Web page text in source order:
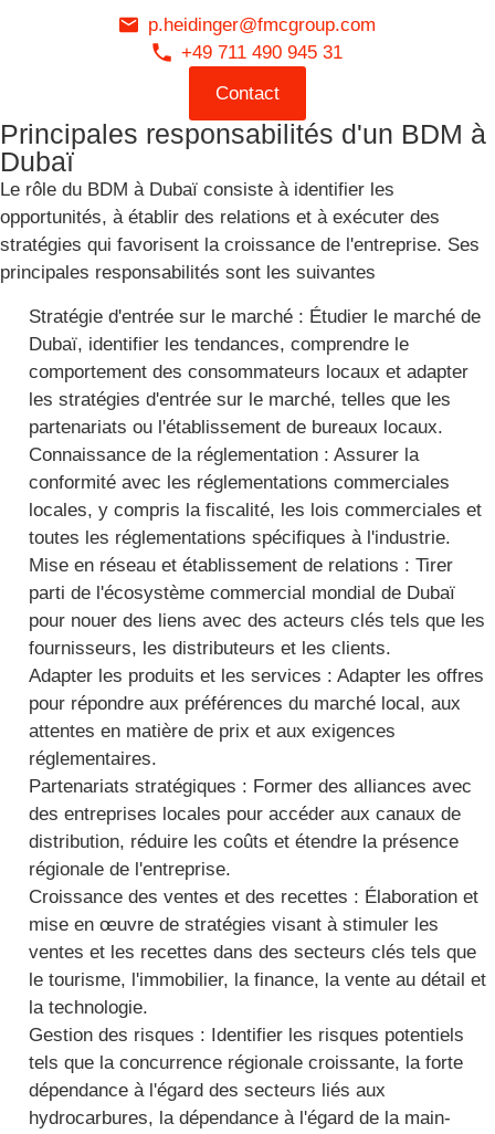
p.heidinger@fmcgroup.com
+49 711 490 945 31
Contact
Principales responsabilités d'un BDM à
Dubaï
Le rôle du BDM à Dubaï consiste à identifier les
opportunités, à établir des relations et à exécuter des
stratégies qui favorisent la croissance de l'entreprise. Ses
principales responsabilités sont les suivantes
Stratégie d'entrée sur le marché : Étudier le marché de
Dubaï, identifier les tendances, comprendre le
comportement des consommateurs locaux et adapter
les stratégies d'entrée sur le marché, telles que les
partenariats ou l'établissement de bureaux locaux.
Connaissance de la réglementation : Assurer la
conformité avec les réglementations commerciales
locales, y compris la fiscalité, les lois commerciales et
toutes les réglementations spécifiques à l'industrie.
Mise en réseau et établissement de relations : Tirer
parti de l'écosystème commercial mondial de Dubaï
pour nouer des liens avec des acteurs clés tels que les
fournisseurs, les distributeurs et les clients.
Adapter les produits et les services : Adapter les offres
pour répondre aux préférences du marché local, aux
attentes en matière de prix et aux exigences
réglementaires.
Partenariats stratégiques : Former des alliances avec
des entreprises locales pour accéder aux canaux de
distribution, réduire les coûts et étendre la présence
régionale de l'entreprise.
Croissance des ventes et des recettes : Élaboration et
mise en œuvre de stratégies visant à stimuler les
ventes et les recettes dans des secteurs clés tels que
le tourisme, l'immobilier, la finance, la vente au détail et
la technologie.
Gestion des risques : Identifier les risques potentiels
tels que la concurrence régionale croissante, la forte
dépendance à l'égard des secteurs liés aux
hydrocarbures, la dépendance à l'égard de la main-